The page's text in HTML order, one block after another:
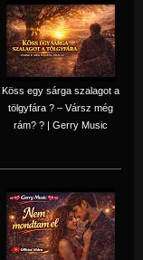
Köss egy sárga szalagot a
tölgyfára ?️ – Vársz még
rám? ? | Gerry Music